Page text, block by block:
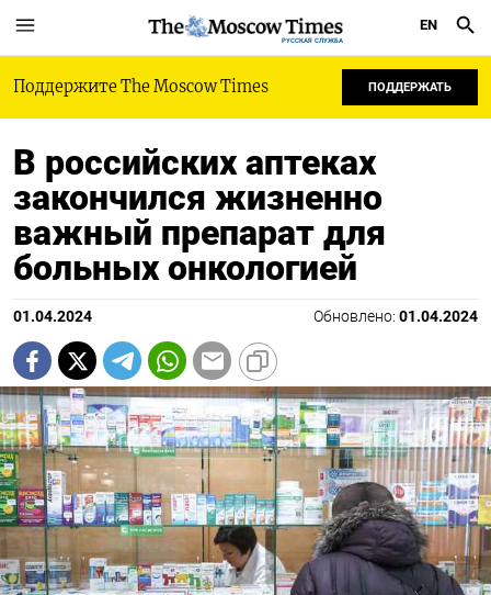
РУССКАЯ СЛУЖБА
EN
Поддержите The Moscow Times ПОДДЕРЖАТЬ
В российских аптеках
закончился жизненно
важный препарат для
больных онкологией
01.04.2024 Обновлено: 01.04.2024